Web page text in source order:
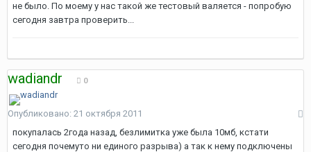
не было. По моему у нас такой же тестовый валяется - попробую
сегодня завтра проверить...
wadiandr 0
Опубликовано: 21 октября 2011
покупалась 2года назад, безлимитка уже была 10мб, кстати
сегодня почемуто ни единого разрыва) а так к нему подключены